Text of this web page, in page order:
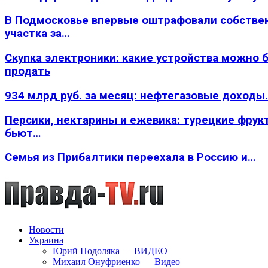
В Подмосковье впервые оштрафовали
участка за…
Скупка электроники: какие устройства можно
продать
934 млрд руб. за месяц: нефтегазовые
Персики, нектарины и ежевика: турецкие
бьют…
Семья из Прибалтики переехала в Россию и…
Новости
Украина
Юрий Подоляка — ВИДЕО
Михаил Онуфриенко — Видео